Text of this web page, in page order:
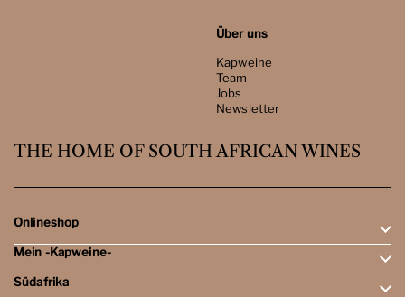
Über uns
Kapweine
Team
Jobs
Newsletter
THE HOME OF SOUTH AFRICAN WINES
Onlineshop
Rotweine
Weissweine
Schaumweine
Mein -Kapweine-
Mein Konto
Südafrika